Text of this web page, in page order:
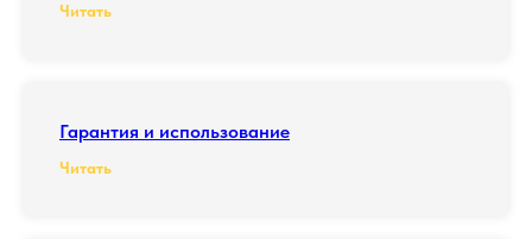
Читать
Гарантия и использование
Читать